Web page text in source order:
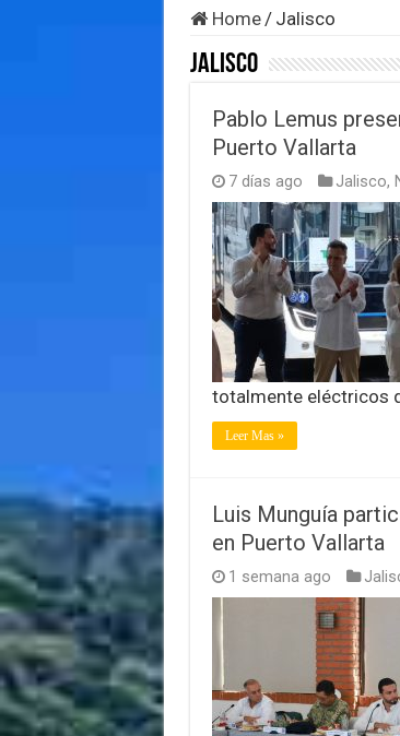
Home / Jalisco
Jalisco
Pablo Lemus
Puerto Vallarta
7 días ago Jalisco,
totalmente eléctricos
Leer Mas »
Luis Munguía
en Puerto Vallarta
1 semana ago